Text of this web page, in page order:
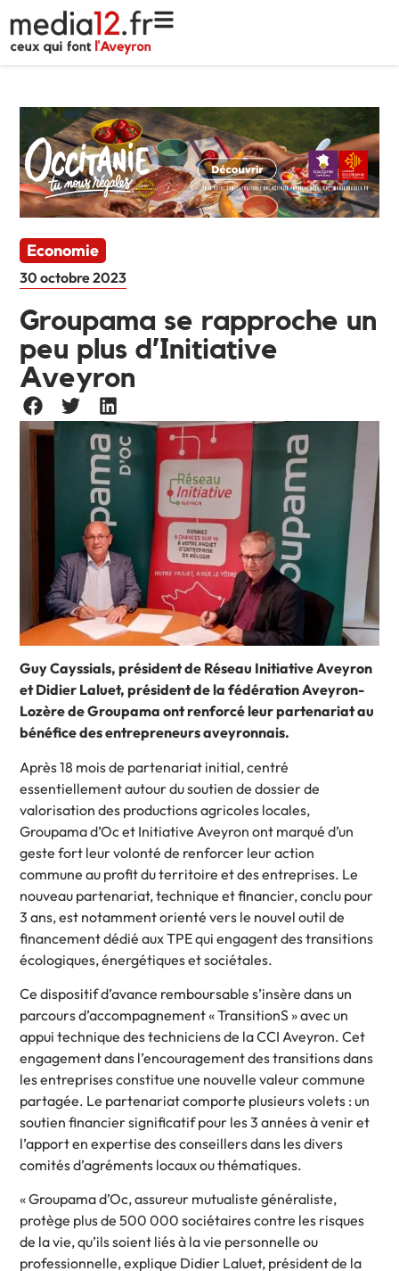
Economie
30 octobre 2023
Groupama se rapproche un
peu plus d’Initiative
Aveyron
Guy Cayssials, président de Réseau Initiative Aveyron
et Didier Laluet, président de la fédération Aveyron-
Lozère de Groupama ont renforcé leur partenariat au
bénéfice des entrepreneurs aveyronnais.
Après 18 mois de partenariat initial, centré
essentiellement autour du soutien de dossier de
valorisation des productions agricoles locales,
Groupama d’Oc et Initiative Aveyron ont marqué d’un
geste fort leur volonté de renforcer leur action
commune au profit du territoire et des entreprises. Le
nouveau partenariat, technique et financier, conclu pour
3 ans, est notamment orienté vers le nouvel outil de
financement dédié aux TPE qui engagent des transitions
écologiques, énergétiques et sociétales.
Ce dispositif d’avance remboursable s’insère dans un
parcours d’accompagnement « TransitionS » avec un
appui technique des techniciens de la CCI Aveyron. Cet
engagement dans l’encouragement des transitions dans
les entreprises constitue une nouvelle valeur commune
partagée. Le partenariat comporte plusieurs volets : un
soutien financier significatif pour les 3 années à venir et
l’apport en expertise des conseillers dans les divers
comités d’agréments locaux ou thématiques.
« Groupama d’Oc, assureur mutualiste généraliste,
protège plus de 500 000 sociétaires contre les risques
de la vie, qu’ils soient liés à la vie personnelle ou
professionnelle, explique Didier Laluet, président de la